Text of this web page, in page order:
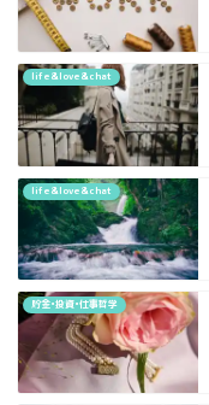
life&love&chat
life&love&chat
貯金•投資•仕事哲学